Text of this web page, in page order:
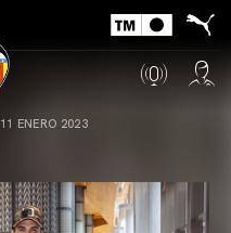
11 ENERO 2023